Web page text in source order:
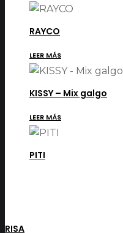
RAYCO
LEER MÁS
KISSY – Mix galgo
LEER MÁS
PITI
RISA